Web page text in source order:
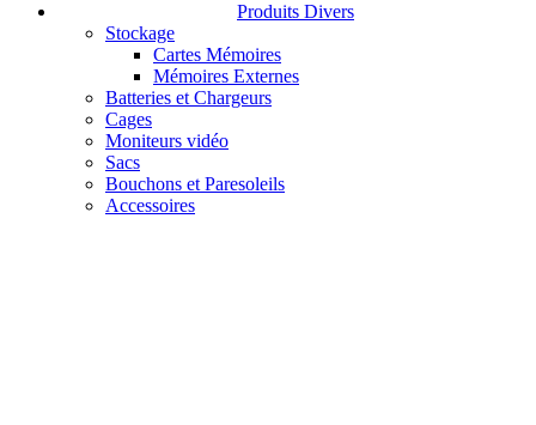
Produits Divers
Stockage
Cartes Mémoires
Mémoires Externes
Batteries et Chargeurs
Cages
Moniteurs vidéo
Sacs
Bouchons et Paresoleils
Accessoires